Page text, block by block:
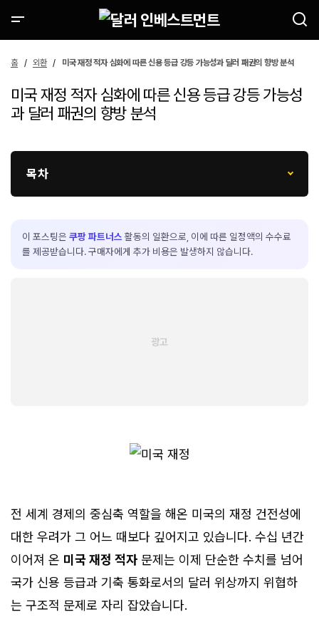
홈 외환 미국 재정 적자 심화에 따른 신용 등급 강등 가능성과 달러 패권의 향방 분석
미국 재정 적자 심화에 따른 신용 등급 강등 가능성
과 달러 패권의 향방 분석
목차
이 포스팅은 쿠팡 파트너스 활동의 일환으로, 이에 따른 일정액의 수수료
를 제공받습니다. 구매자에게 추가 비용은 발생하지 않습니다.
전 세계 경제의 중심축 역할을 해온 미국의 재정 건전성에
대한 우려가 그 어느 때보다 깊어지고 있습니다. 수십 년간
이어져 온 미국 재정 적자 문제는 이제 단순한 수치를 넘어
국가 신용 등급과 기축 통화로서의 달러 위상까지 위협하
는 구조적 문제로 자리 잡았습니다.